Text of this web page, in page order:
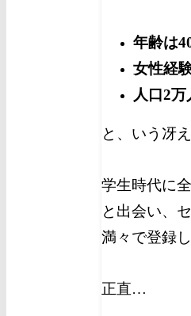
年齢は
女性経
人口2
と、いう冴
学生時代に
と出会い、
満々で登録
正直…